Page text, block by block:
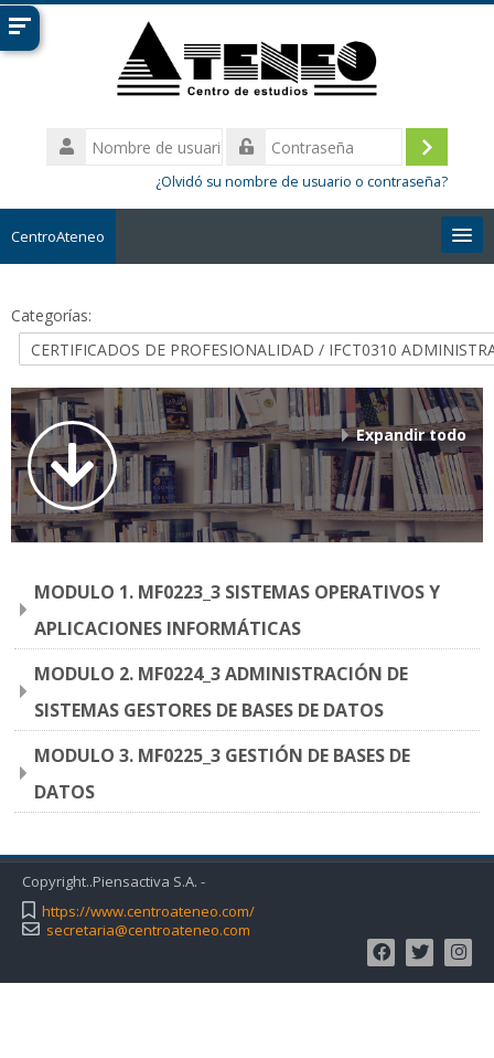
Salta
al
Nombre
de
Acceder
¿Olvidó su nombre de usuario o contraseña?
CentroAteneo
Buscar
cursos
Categorías:
Expandir todo
MODULO 1. MF0223_3 SISTEMAS OPERATIVOS Y
APLICACIONES INFORMÁTICAS
MODULO 2. MF0224_3 ADMINISTRACIÓN DE
SISTEMAS GESTORES DE BASES DE DATOS
MODULO 3. MF0225_3 GESTIÓN DE BASES DE
DATOS
Copyright..Piensactiva S.A. -
https://www.centroateneo.com/
secretaria@centroateneo.com